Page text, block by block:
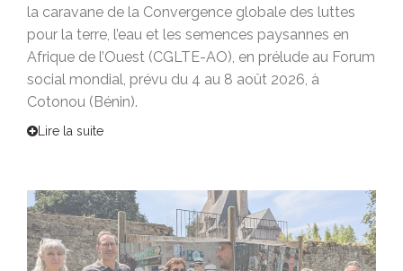
la caravane de la Convergence globale des luttes
pour la terre, l’eau et les semences paysannes en
Afrique de l’Ouest (CGLTE-AO), en prélude au Forum
social mondial, prévu du 4 au 8 août 2026, à
Cotonou (Bénin).
Lire la suite